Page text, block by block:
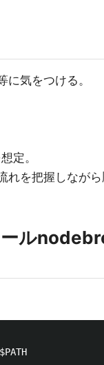
気をつける。
定。
れを把握しなが
ル